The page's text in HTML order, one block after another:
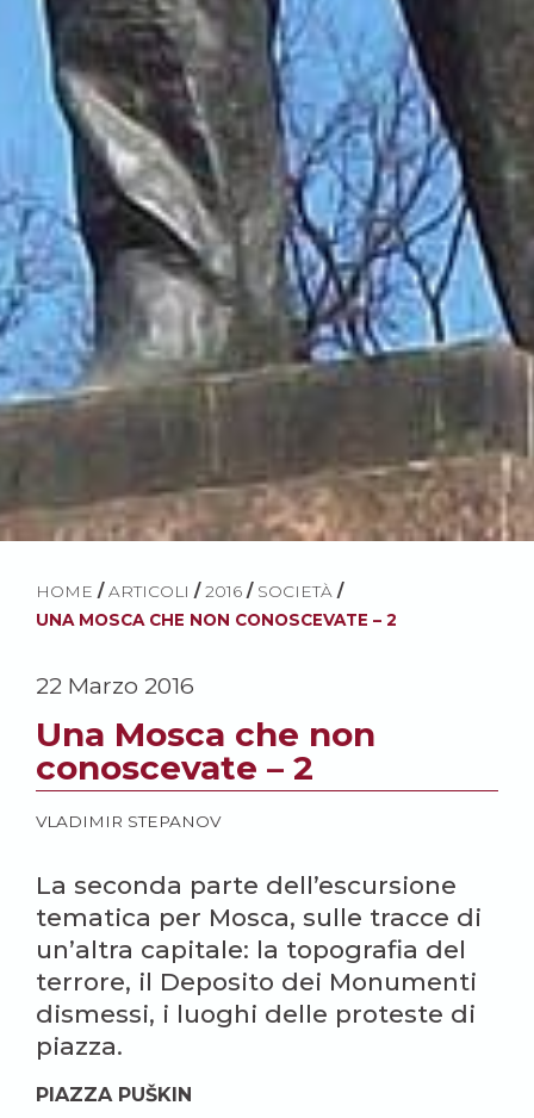
HOME / ARTICOLI / 2016 / SOCIETÀ /
UNA MOSCA CHE NON CONOSCEVATE – 2
22 Marzo 2016
Una Mosca che non
conoscevate – 2
VLADIMIR STEPANOV
La seconda parte dell’escursione
tematica per Mosca, sulle tracce di
un’altra capitale: la topografia del
terrore, il Deposito dei Monumenti
dismessi, i luoghi delle proteste di
piazza.
PIAZZA PUŠKIN